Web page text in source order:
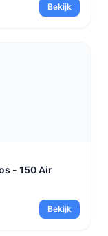
Bekijk
- 150 Air
Bekijk